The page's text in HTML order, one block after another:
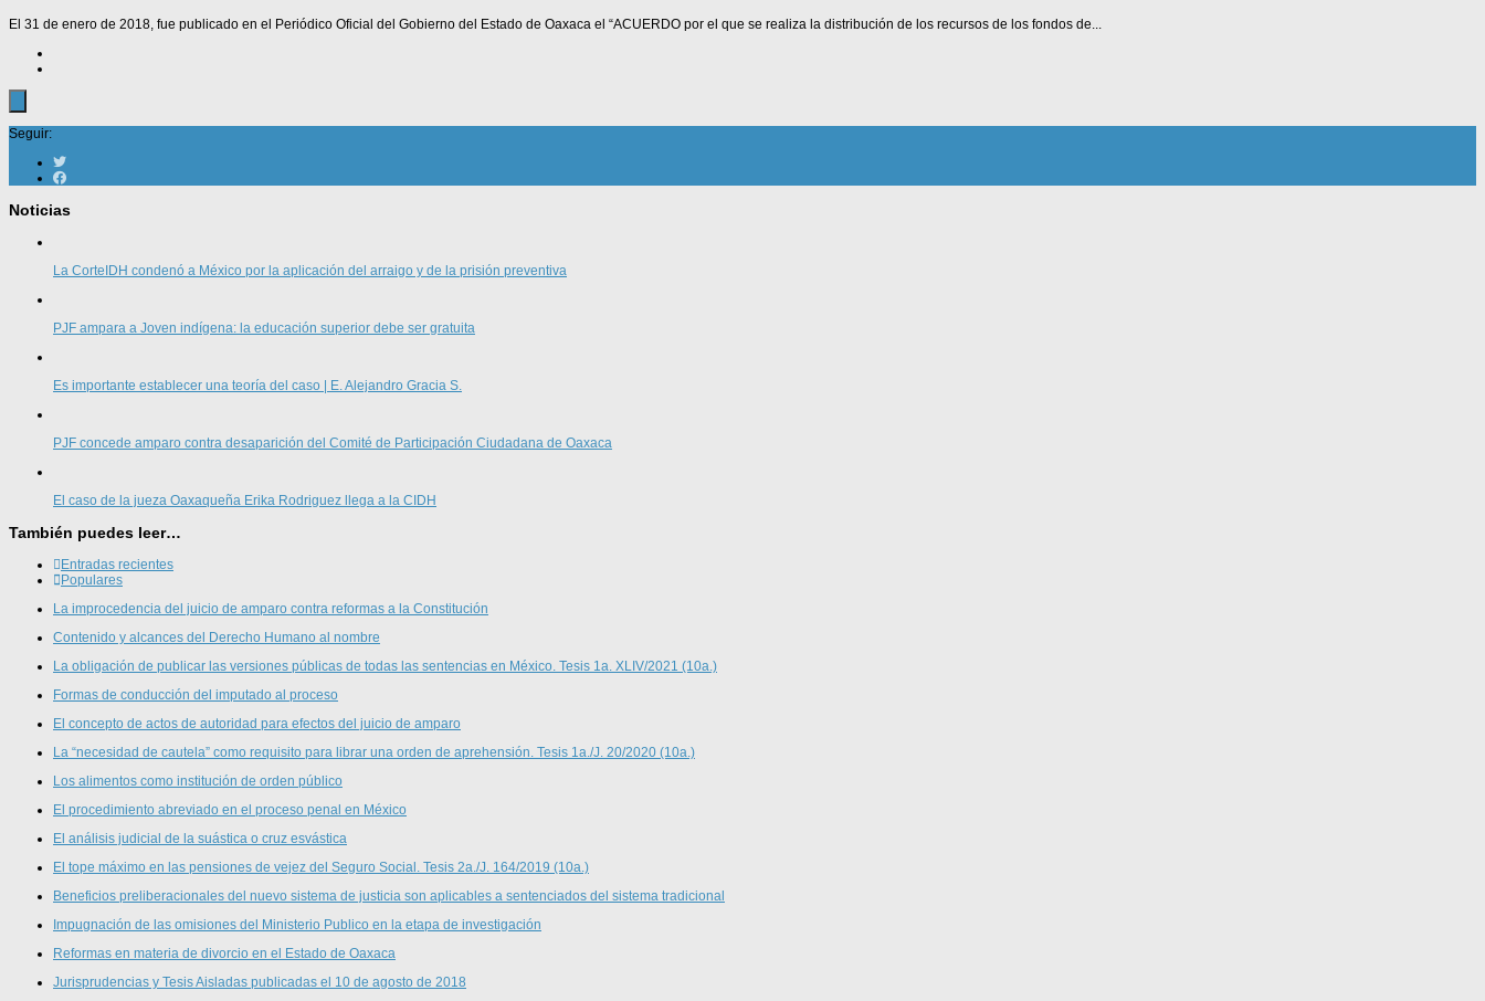
El 31 de enero de 2018, fue publicado en el Periódico Oficial del Gobierno del Estado de Oaxaca el “ACUERDO por el que se realiza la distribución de los recursos de los fondos de...
Seguir:
Noticias
La CorteIDH condenó a México por la aplicación del arraigo y de la prisión preventiva
PJF ampara a Joven indígena: la educación superior debe ser gratuita
Es importante establecer una teoría del caso | E. Alejandro Gracia S.
PJF concede amparo contra desaparición del Comité de Participación Ciudadana de Oaxaca
El caso de la jueza Oaxaqueña Erika Rodriguez llega a la CIDH
También puedes leer…
Entradas recientes
Populares
La improcedencia del juicio de amparo contra reformas a la Constitución
Contenido y alcances del Derecho Humano al nombre
La obligación de publicar las versiones públicas de todas las sentencias en México. Tesis 1a. XLIV/2021 (10a.)
Formas de conducción del imputado al proceso
El concepto de actos de autoridad para efectos del juicio de amparo
La “necesidad de cautela” como requisito para librar una orden de aprehensión. Tesis 1a./J. 20/2020 (10a.)
Los alimentos como institución de orden público
El procedimiento abreviado en el proceso penal en México
El análisis judicial de la suástica o cruz esvástica
El tope máximo en las pensiones de vejez del Seguro Social. Tesis 2a./J. 164/2019 (10a.)
Beneficios preliberacionales del nuevo sistema de justicia son aplicables a sentenciados del sistema tradicional
Impugnación de las omisiones del Ministerio Publico en la etapa de investigación
Reformas en materia de divorcio en el Estado de Oaxaca
Jurisprudencias y Tesis Aisladas publicadas el 10 de agosto de 2018